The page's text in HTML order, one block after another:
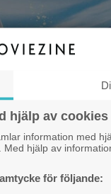
hjälp av cookies
information med
hjälp av
för följande: